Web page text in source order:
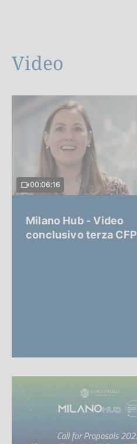
Video
00:06:16
Milano Hub - Video
conclusivo terza CFP